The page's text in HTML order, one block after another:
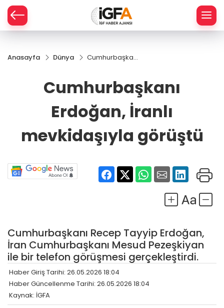
Anasayfa Dünya
Cumhurbaşkanı
görüştü
Cumhurbaşkanı
Erdoğan, İranlı
mevkidaşıyla görüştü
Cumhurbaşkanı Recep Tayyip Erdoğan,
İran Cumhurbaşkanı Mesud Pezeşkiyan
ile bir telefon görüşmesi gerçekleştirdi.
Haber Giriş Tarihi: 26.05.2026 18:04
Haber Güncellenme Tarihi: 26.05.2026 18:04
Kaynak: İGFA